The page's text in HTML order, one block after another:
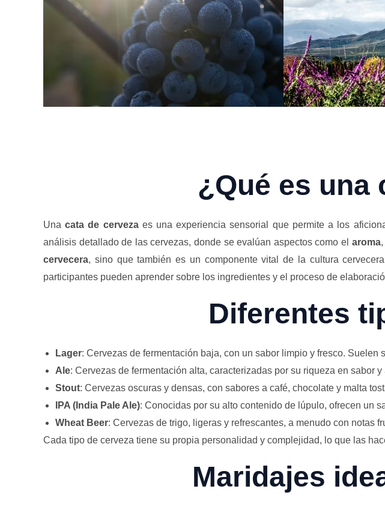
¿Qué es una
Unacata de cervezaes una experiencia sensorial que permite a los
análisis detallado de las cervezas, donde se evalúan aspectos como el aroma,
cervecera, sino que también es un componente vital de la cultura
participantes pueden aprender sobre los ingredientes y el proceso de
Diferentes
Lager: Cervezas de fermentación baja, con un sabor limpio y fresco. Suelen
Ale: Cervezas de fermentación alta, caracterizadas por su riqueza en sabor
Stout: Cervezas oscuras y densas, con sabores a café, chocolate y malta
IPA (India Pale Ale): Conocidas por su alto contenido de lúpulo, ofrecen un
Wheat Beer: Cervezas de trigo, ligeras y refrescantes, a menudo con notas
Cada tipo de cerveza tiene su propia personalidad y complejidad, lo que las
Maridajes